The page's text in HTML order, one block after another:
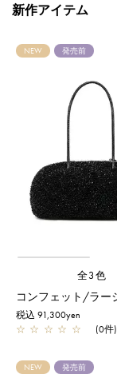
新作アイテム
NEW 発売前
全3色
税込 91,300yen
☆ ☆ ☆ ☆ ☆ (0件)
NEW 発売前